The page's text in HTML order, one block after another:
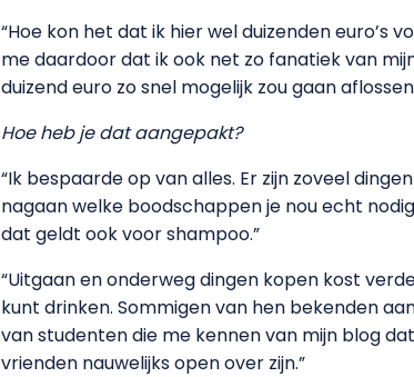
“Hoe kon het dat ik hier wel duizenden
me daardoor dat ik ook net zo fanatiek van
duizend euro zo snel mogelijk zou gaan
Hoe heb je dat aangepakt?
“Ik bespaarde op van alles. Er zijn zoveel
nagaan welke boodschappen je nou echt
dat geldt ook voor shampoo.”
“Uitgaan en onderweg dingen kopen kost
kunt drinken. Sommigen van hen bekenden
van studenten die me kennen van mijn blog
vrienden nauwelijks open over zijn.”